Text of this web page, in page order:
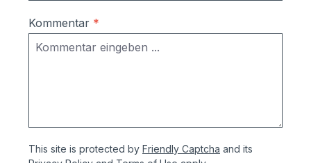
Sprechanlagen mitbestellen: hier klicken.
Kommentar *
This site is protected by Friendly Captcha and its